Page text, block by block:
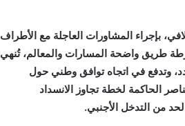
بإجراء المشاورات العاجلة مع الأطراف
طريق واضحة المسارات والمعالم، تُنهي
وتدفع في اتجاه توافق وطني حول
الحاكمة لخطة تجاوز الانسداد
من التدخل الأجنبي.